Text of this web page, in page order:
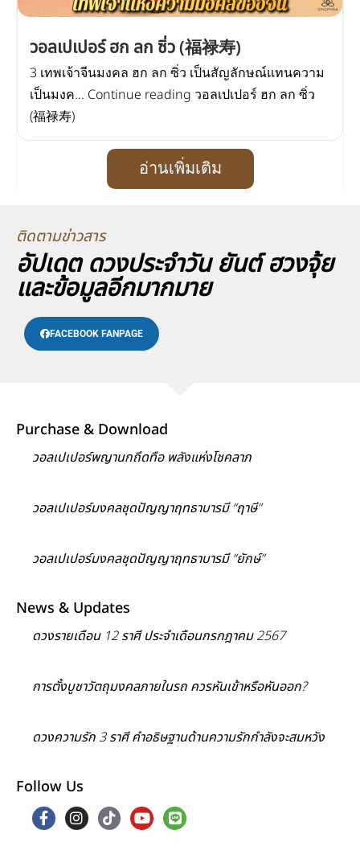
วอลเปเปอร์ ฮก ลก ซิ่ว (福禄寿)
3 เทพเจ้าจีนมงคล ฮก ลก ซิ่ว เป็นสัญลักษณ์แทนความ
เป็นมงค… Continue reading วอลเปเปอร์ ฮก ลก ซิ่ว
(福禄寿)
อ่านเพิ่มเติม
ติดตามข่าวสาร
อัปเดต ดวงประจำวัน ยันต์ ฮวงจุ้ย
และข้อมูลอีกมากมาย
FACEBOOK FANPAGE
Purchase & Download
วอลเปเปอร์พญานกถึดทือ พลังแห่งโชคลาภ
วอลเปเปอร์มงคลชุดปัญญาฤทธาบารมี “ฤาษี”
วอลเปเปอร์มงคลชุดปัญญาฤทธาบารมี “ยักษ์”
News & Updates
ดวงรายเดือน 12 ราศี ประจำเดือนกรกฎาคม 2567
การตั้งบูชาวัตถุมงคลภายในรถ ควรหันเข้าหรือหันออก?
ดวงความรัก 3 ราศี คำอธิษฐานด้านความรักกำลังจะสมหวัง
Follow Us